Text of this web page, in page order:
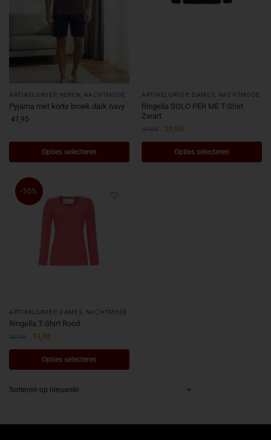
ARTIKELGROEP, HEREN NACHTMODE
Pyjama met korte broek dark navy
41,95
Opties selecteren
ARTIKELGROEP, DAMES NACHTMODE
Ringella SOLO PER ME T-Shirt
Zwart
31,95 20,00
Opties selecteren
-50%
ARTIKELGROEP, DAMES NACHTMODE
Ringella T-Shirt Rood
27,95 13,98
Opties selecteren